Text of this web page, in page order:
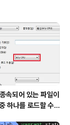
로 가변적인 변수
를 작성하는 것을
속되어 있는 파일이
하나를 로드할 수